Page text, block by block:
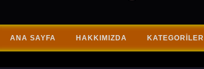
ANA SAYFA HAKKIMIZDA KATEGORILER